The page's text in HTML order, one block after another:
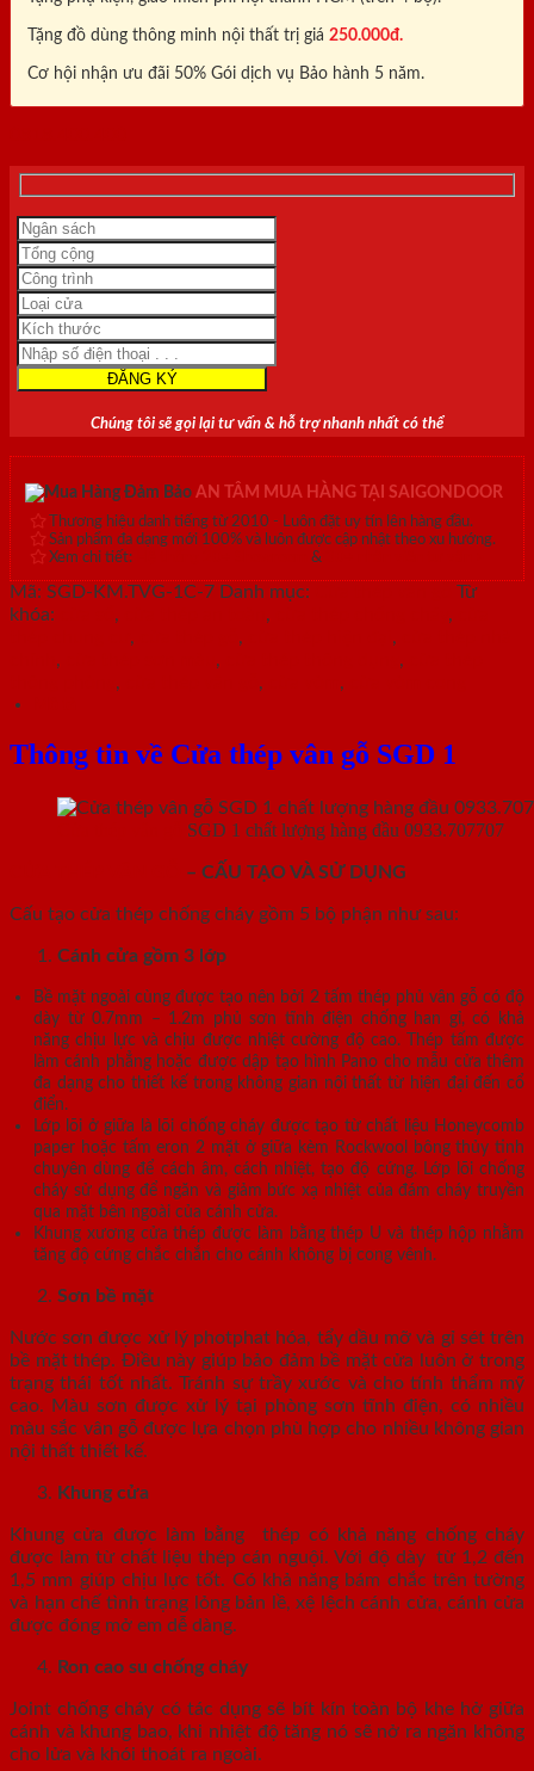
Tặng đồ dùng thông minh nội thất trị giá 250.000đ.
Cơ hội nhận ưu đãi 50% Gói dịch vụ Bảo hành 5 năm.
Chúng tôi sẽ gọi lại tư vấn & hỗ trợ nhanh nhất có thể
AN TÂM MUA HÀNG TẠI SAIGONDOOR
Thương hiệu danh tiếng từ 2010 - Luôn đặt uy tín lên hàng đầu.
Sản phẩm đa dạng mới 100% và luôn được cập nhật theo xu hướng.
Xem chi tiết:
&
Mã: SGD-KM.TVG-1C-7 Danh mục:
Từ
khóa:
, , ,
, , ,
, , ,
, , ,
Thông tin về Cửa thép vân gỗ SGD 1
SGD 1 chất lượng hàng đầu 0933.707707
– CẤU TẠO VÀ SỬ DỤNG
Cấu tạo cửa thép chống cháy gồm 5 bộ phận như sau:
Cánh cửa gồm 3 lớp
Bề mặt ngoài cùng được tạo nên bởi 2 tấm thép phủ vân gỗ có độ
dày từ 0.7mm – 1.2m phủ sơn tĩnh điện chống han gỉ, có khả
năng chịu lực và chịu được nhiệt cường độ cao. Thép tấm được
làm cánh phẳng hoặc được dập tạo hình Pano cho mẫu cửa thêm
đa dạng cho thiết kế trong không gian nội thất từ hiện đại đến cổ
điển.
Lớp lõi ở giữa là lõi chống cháy được tạo từ chất liệu Honeycomb
paper hoặc tấm eron 2 mặt ở giữa kèm Rockwool bông thủy tinh
chuyên dùng để cách âm, cách nhiệt, tạo độ cứng. Lớp lõi chống
cháy sử dụng để ngăn và giảm bức xạ nhiệt của đám cháy truyền
qua mặt bên ngoài của cánh cửa.
Khung xương cửa thép được làm bằng thép U và thép hộp nhằm
tăng độ cứng chắc chắn cho cánh không bị cong vênh.
Sơn bề mặt
Nước sơn được xử lý photphat hóa, tẩy dầu mỡ và gỉ sét trên
bề mặt thép. Điều này giúp bảo đảm bề mặt cửa luôn ở trong
trạng thái tốt nhất. Tránh sự trầy xước và cho tính thẩm mỹ
cao. Màu sơn được xử lý tại phòng sơn tĩnh điện, có nhiều
màu sắc vân gỗ được lựa chọn phù hợp cho nhiều không gian
nội thất thiết kế.
Khung cửa
Khung cửa được làm bằng thép có khả năng chống cháy
được làm từ chất liệu thép cán nguội. Với độ dày từ 1,2 đến
1,5 mm giúp chịu lực tốt. Có khả năng bám chắc trên tường
và hạn chế tình trạng lỏng bản lề, xệ lệch cánh cửa, cánh cửa
được đóng mở em dễ dàng.
Ron cao su chống cháy
Joint chống cháy có tác dụng sẽ bít kín toàn bộ khe hở giữa
cánh và khung bao, khi nhiệt độ tăng nó sẽ nở ra ngăn không
cho lửa và khói thoát ra ngoài.